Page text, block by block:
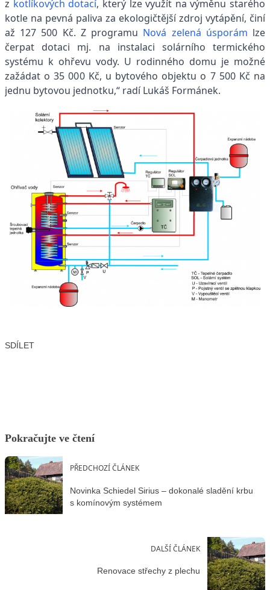
z kotlíkových dotací, který lze využít na výměnu starého
kotle na pevná paliva za ekologičtější zdroj vytápění, činí
až 127 500 Kč. Z programu Nová zelená úsporám lze
čerpat dotaci mj. na instalaci solárního termického
systému k ohřevu vody. U rodinného domu je možné
zažádat o 35 000 Kč, u bytového objektu o 7 500 Kč na
jednu bytovou jednotku,“ radí Lukáš Formánek.
SDÍLET
Pokračujte ve čtení
PŘEDCHOZÍ ČLÁNEK
Novinka Schiedel Sirius – dokonalé sladění krbu
s komínovým systémem
DALŠÍ ČLÁNEK
Renovace střechy z plechu